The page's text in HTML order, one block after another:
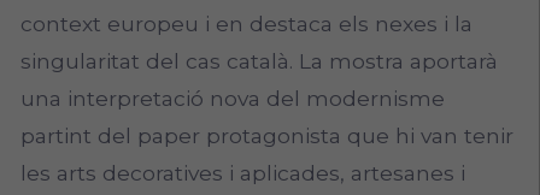
context europeu i en destaca els nexes i la
singularitat del cas català. La mostra aportarà
una interpretació nova del modernisme
partint del paper protagonista que hi van tenir
les arts decoratives i aplicades, artesanes i